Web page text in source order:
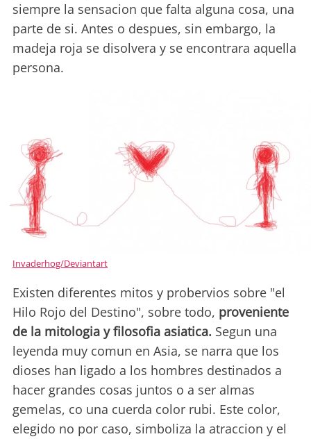
siempre la sensacion que falta alguna cosa, una
parte de si. Antes o despues, sin embargo, la
madeja roja se disolvera y se encontrara aquella
persona.
Invaderhog/Deviantart
Existen diferentes mitos y probervios sobre "el
Hilo Rojo del Destino", sobre todo, proveniente
de la mitologia y filosofia asiatica. Segun una
leyenda muy comun en Asia, se narra que los
dioses han ligado a los hombres destinados a
hacer grandes cosas juntos o a ser almas
gemelas, co una cuerda color rubi. Este color,
elegido no por caso, simboliza la atraccion y el